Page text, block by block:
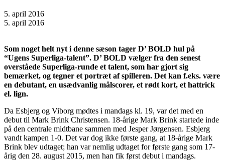
5. april 2016
5. april 2016
Som noget helt nyt i denne sæson tager D’ BOLD hul på
“Ugens Superliga-talent”. D’ BOLD vælger fra den senest
overståede Superliga-runde et talent, som har gjort sig
bemærket, og tegner et portræt af spilleren. Det kan f.eks. være
en debutant, en usædvanlig målscorer, et rødt kort, et hattrick
el. lign.
Da Esbjerg og Viborg mødtes i mandags kl. 19, var det med en
debut til Mark Brink Christensen. 18-årige Mark Brink startede inde
på den centrale midtbane sammen med Jesper Jørgensen. Esbjerg
vandt kampen 1-0. Det var dog ikke første gang, at 18-årige Mark
Brink blev udtaget; han var nemlig udtaget for første gang som 17-
årig den 28. august 2015, men han fik først debut i mandags.